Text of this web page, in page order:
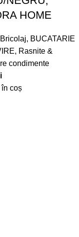
HOME
, BUCATARIE
, Rasnite &
condimente
coș